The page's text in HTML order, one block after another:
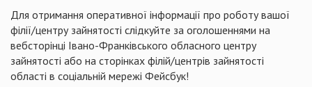
Для отримання оперативної інформації про роботу вашої
філії/центру зайнятості слідкуйте за оголошеннями на
вебсторінці Івано-Франківського обласного центру
зайнятості або на сторінках філій/центрів зайнятості
області в соціальній мережі Фейсбук!